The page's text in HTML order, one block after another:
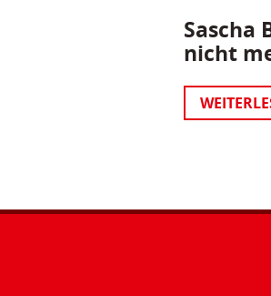
Sascha
nicht